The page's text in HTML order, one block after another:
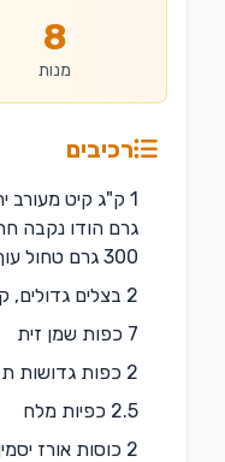
8
מנות
רכיבים
300 גרם טחול עוף)
2 בצלים גדולים, קצוצים
7 כפות שמן זית
2 כפות גדושות תבלין מעורב ירושלמי / שווארמה
2.5 כפיות מלח
2 כוסות אורז יסמין או פרסי